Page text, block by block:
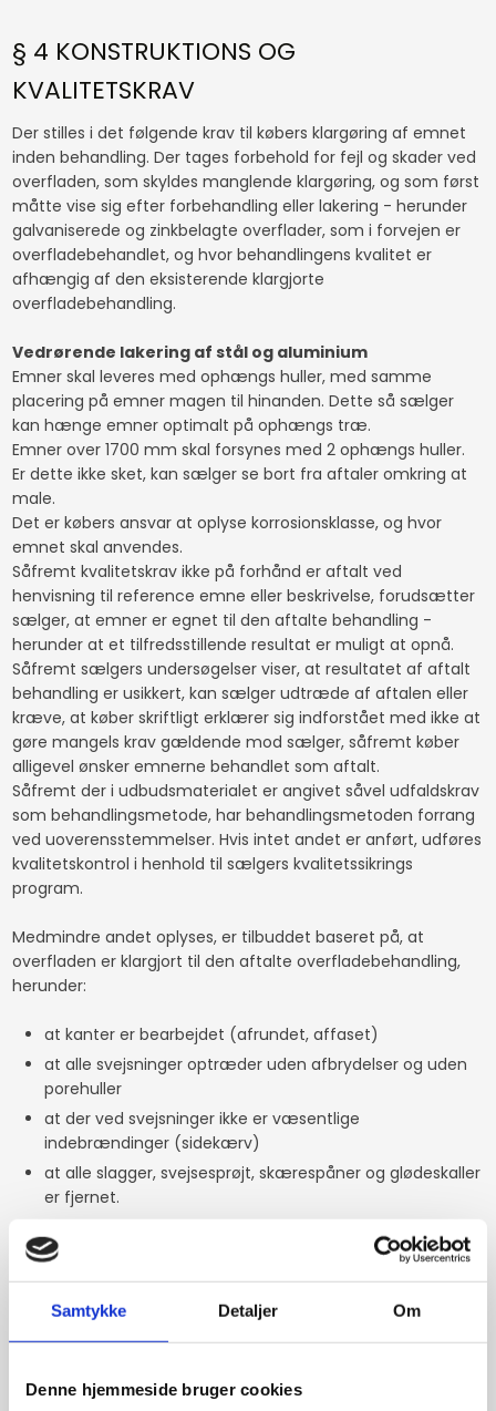
Samtykke Detaljer Om
Denne hjemmeside bruger cookies
​§ 4 KONSTRUKTIONS OG
KVALITETSKRAV
Der stilles i det følgende krav til købers klargøring af emnet
inden behandling. Der tages forbehold for fejl og skader ved
overfladen, som skyldes manglende klargøring, og som først
måtte vise sig efter forbehandling eller lakering - herunder
galvaniserede og zinkbelagte overflader, som i forvejen er
overfladebehandlet, og hvor behandlingens kvalitet er
afhængig af den eksisterende klargjorte
overfladebehandling.
Vedrørende lakering af stål og aluminium
Emner skal leveres med ophængs huller, med samme
placering på emner magen til hinanden. Dette så sælger
kan hænge emner optimalt på ophængs træ.
Emner over 1700 mm skal forsynes med 2 ophængs huller.
Er dette ikke sket, kan sælger se bort fra aftaler omkring at
male.
Det er købers ansvar at oplyse korrosionsklasse, og hvor
emnet skal anvendes.
Såfremt kvalitetskrav ikke på forhånd er aftalt ved
henvisning til reference emne eller beskrivelse, forudsætter
sælger, at emner er egnet til den aftalte behandling -
herunder at et tilfredsstillende resultat er muligt at opnå.
Såfremt sælgers undersøgelser viser, at resultatet af aftalt
behandling er usikkert, kan sælger udtræde af aftalen eller
kræve, at køber skriftligt erklærer sig indforstået med ikke at
gøre mangels krav gældende mod sælger, såfremt køber
alligevel ønsker emnerne behandlet som aftalt.
Såfremt der i udbudsmaterialet er angivet såvel udfaldskrav
som behandlingsmetode, har behandlingsmetoden forrang
ved uoverensstemmelser. Hvis intet andet er anført, udføres
kvalitetskontrol i henhold til sælgers kvalitetssikrings
program.
Medmindre andet oplyses, er tilbuddet baseret på, at
overfladen er klargjort til den aftalte overfladebehandling,
herunder:
at kanter er bearbejdet (afrundet, affaset)
at alle svejsninger optræder uden afbrydelser og uden
porehuller
at der ved svejsninger ikke er væsentlige
indebrændinger (sidekærv)
at alle slagger, svejsesprøjt, skærespåner og glødeskaller
er fjernet.
at alle lukkede rør og konstruktioner er forsynet med
drænhuller
at emnerne er fri for ridser og er klar til maling
korrosionskategori C2 – og er under alle omstændigheder